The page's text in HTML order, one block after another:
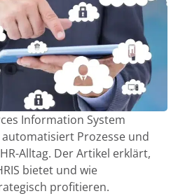
Information System
Prozesse und
Alltag. Der Artikel erklärt,
bietet und wie
profitieren.